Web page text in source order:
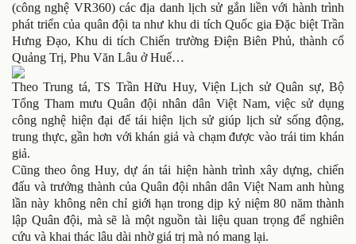
(công nghệ VR360) các địa danh lịch sử gắn liền với hành trình
phát triển của quân đội ta như khu di tích Quốc gia Đặc biệt Trần
Hưng Đạo, Khu di tích Chiến trường Điện Biên Phủ, thành cổ
Quảng Trị, Phu Văn Lâu ở Huế…
Theo Trung tá, TS Trần Hữu Huy, Viện Lịch sử Quân sự, Bộ
Tổng Tham mưu Quân đội nhân dân Việt Nam, việc sử dụng
công nghệ hiện đại để tái hiện lịch sử giúp lịch sử sống động,
trung thực, gần hơn với khán giả và chạm được vào trái tim khán
giả.
Cũng theo ông Huy, dự án tái hiện hành trình xây dựng, chiến
đấu và trưởng thành của Quân đội nhân dân Việt Nam anh hùng
lần này không nên chỉ giới hạn trong dịp kỷ niệm 80 năm thành
lập Quân đội, mà sẽ là một nguồn tài liệu quan trọng để nghiên
cứu và khai thác lâu dài nhờ giá trị mà nó mang lại.